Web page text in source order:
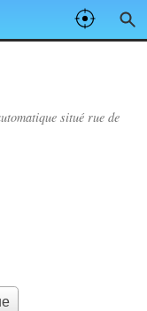
situé rue de